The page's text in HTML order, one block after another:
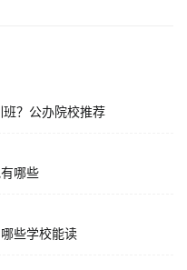
？公办院校推荐
哪些
些学校能读